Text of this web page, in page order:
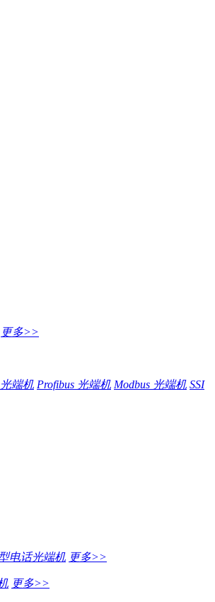
更多>>
端机 Profibus 光端机 Modbus 光端机 SSI
电话光端机 更多>>
更多>>